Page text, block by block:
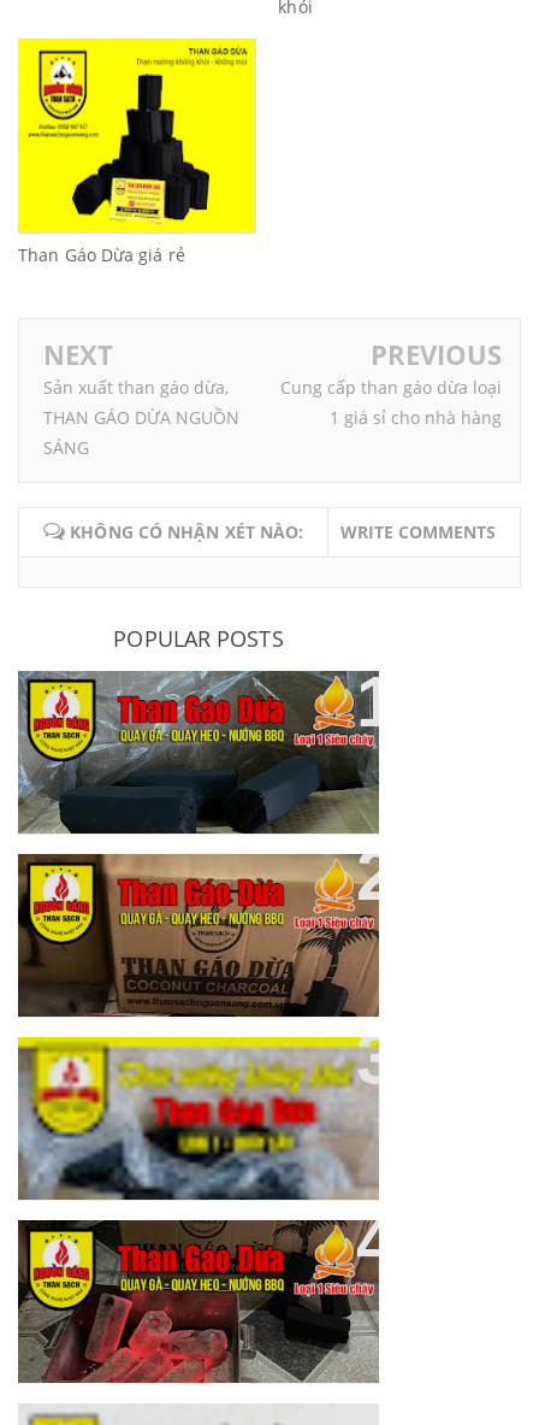
khói
Than Gáo Dừa giá rẻ
NEXT
Sản xuất than gáo dừa,
THAN GÁO DỪA NGUỒN
SÁNG
PREVIOUS
Cung cấp than gáo dừa loại
1 giá sỉ cho nhà hàng
KHÔNG CÓ NHẬN XÉT NÀO: WRITE COMMENTS
POPULAR POSTS
Bảng Giá Than Gáo Dừa Giá Sỉ
8000đ/kg - 16,000đ/kg
Cung Cấp Than Gáo Dừa Loại 1
Giá Sỉ Cho Nhà Hàng
Than Gáo Dừa Không Khói Giá Sỉ
Cho Nhà Hàng
Sản Xuất Than Gáo Dừa, THAN
GÁO DỪA NGUỒN SÁNG